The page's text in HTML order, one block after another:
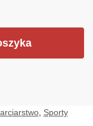
, Sporty